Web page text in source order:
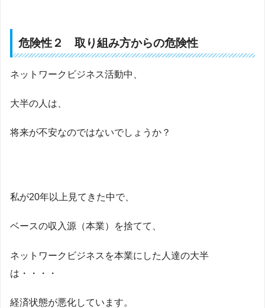
危険性２ 取り組み方からの危険性
ネットワークビジネス活動中、
大半の人は、
将来が不安なのではないでしょうか？
私が20年以上見てきた中で、
ベースの収入源（本業）を捨てて、
ネットワークビジネスを本業にした人達の大半
は・・・・
経済状態が悪化しています。